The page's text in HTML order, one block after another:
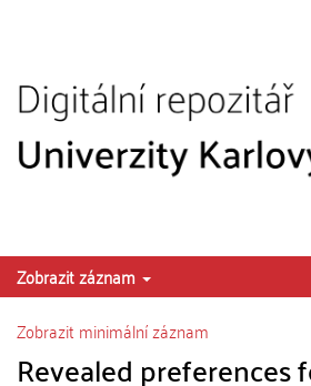
Zobrazit záznam
Zobrazit minimální záznam
Revealed preferences